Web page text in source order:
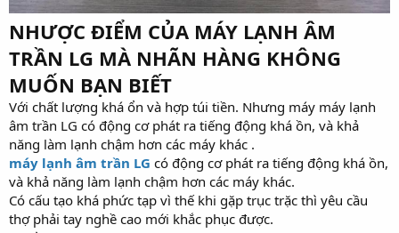
NHƯỢC ĐIỂM CỦA MÁY LẠNH ÂM
TRẦN LG MÀ NHÃN HÀNG KHÔNG
MUỐN BẠN BIẾT
Với chất lượng khá ổn và hợp túi tiền. Nhưng máy máy lạnh
âm trần LG có động cơ phát ra tiếng động khá ồn, và khả
năng làm lạnh chậm hơn các máy khác .
máy lạnh âm trần LG có động cơ phát ra tiếng động khá ồn,
và khả năng làm lạnh chậm hơn các máy khác.
Có cấu tạo khá phức tạp vì thế khi gặp trục trặc thì yêu cầu
thợ phải tay nghề cao mới khắc phục được.